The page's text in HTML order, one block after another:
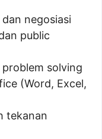
negosiasi
public
problem solving
(Word, Excel,
tekanan